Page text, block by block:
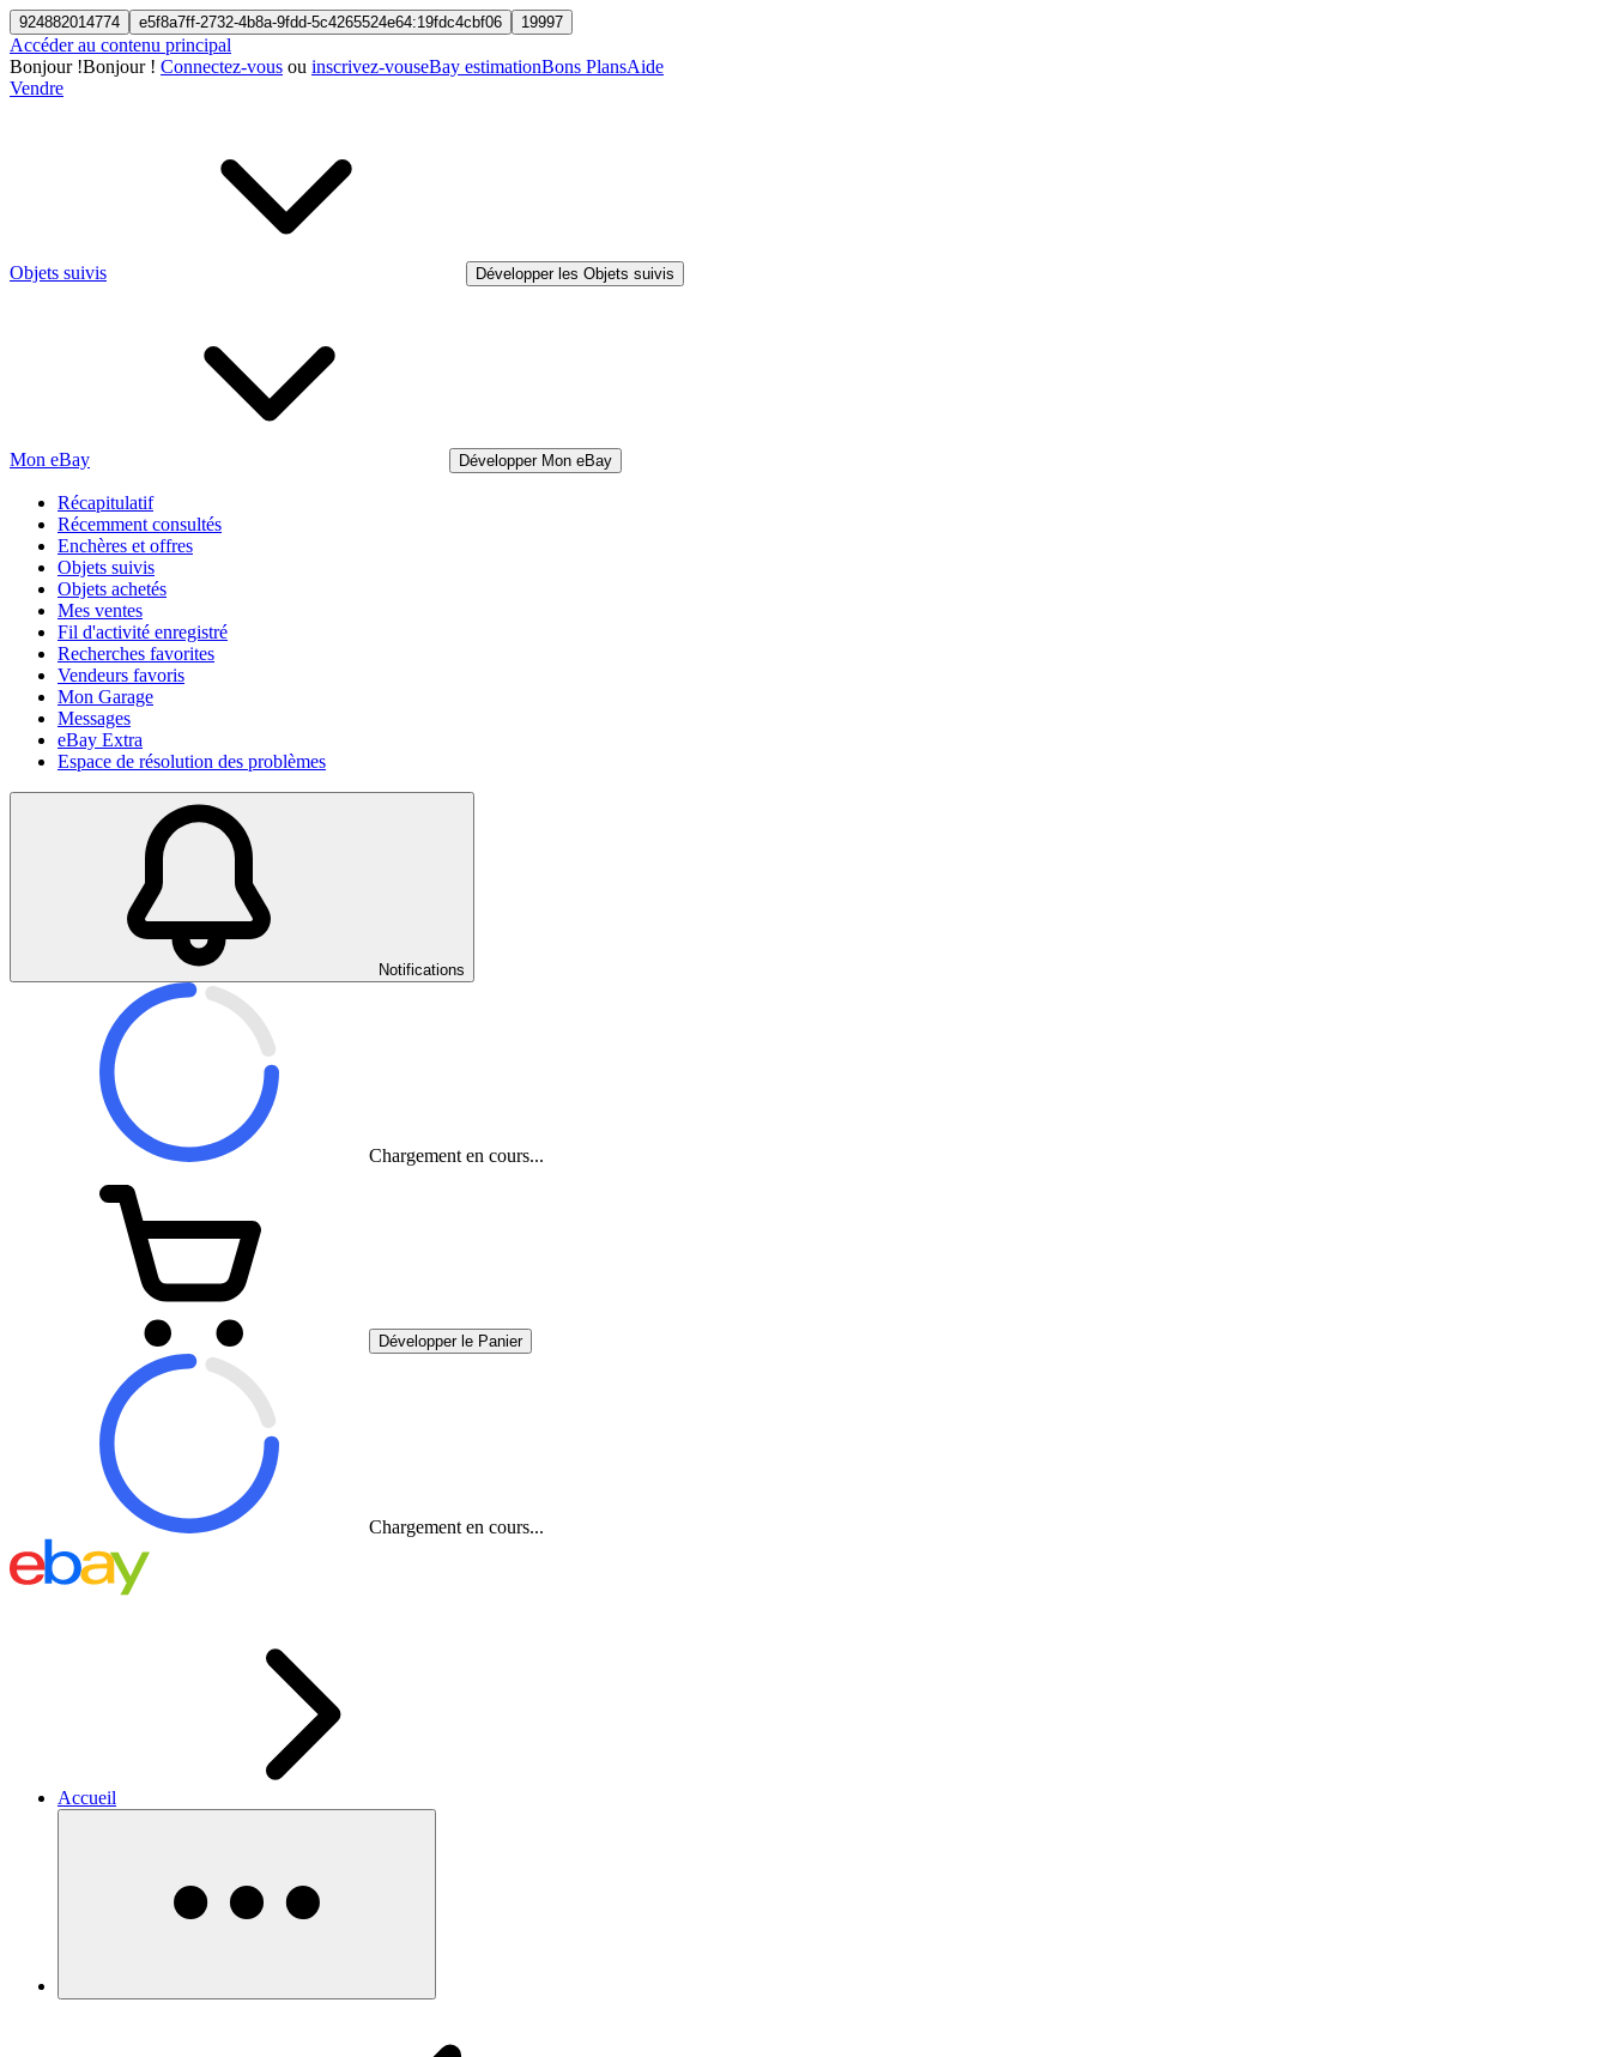
924882014774 e5f8a7ff-2732-4b8a-9fdd-5c4265524e64:19fdc4cbf06 19997
Accéder au contenu principal
Bonjour !Bonjour ! Connectez-vous ou inscrivez-vouseBay estimationBons PlansAide
Vendre
Objets suivis Développer les Objets suivis
Mon eBay Développer Mon eBay
Récapitulatif
Récemment consultés
Enchères et offres
Objets suivis
Objets achetés
Mes ventes
Fil d'activité enregistré
Recherches favorites
Vendeurs favoris
Mon Garage
Messages
eBay Extra
Espace de résolution des problèmes
Notifications
Chargement en cours...
Développer le Panier
Chargement en cours...
Accueil